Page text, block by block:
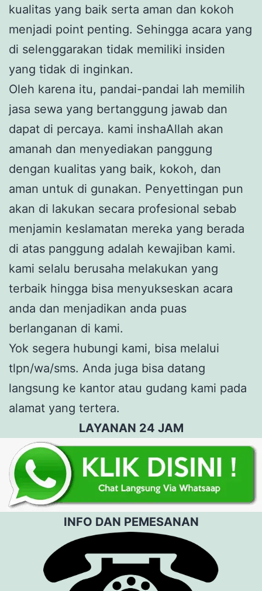
kualitas yang baik serta aman dan kokoh
menjadi point penting. Sehingga acara yang
di selenggarakan tidak memiliki insiden
yang tidak di inginkan.
Oleh karena itu, pandai-pandai lah memilih
jasa sewa yang bertanggung jawab dan
dapat di percaya. kami inshaAllah akan
amanah dan menyediakan panggung
dengan kualitas yang baik, kokoh, dan
aman untuk di gunakan. Penyettingan pun
akan di lakukan secara profesional sebab
menjamin keslamatan mereka yang berada
di atas panggung adalah kewajiban kami.
kami selalu berusaha melakukan yang
terbaik hingga bisa menyukseskan acara
anda dan menjadikan anda puas
berlanganan di kami.
Yok segera hubungi kami, bisa melalui
tlpn/wa/sms. Anda juga bisa datang
langsung ke kantor atau gudang kami pada
alamat yang tertera.
LAYANAN 24 JAM
INFO DAN PEMESANAN